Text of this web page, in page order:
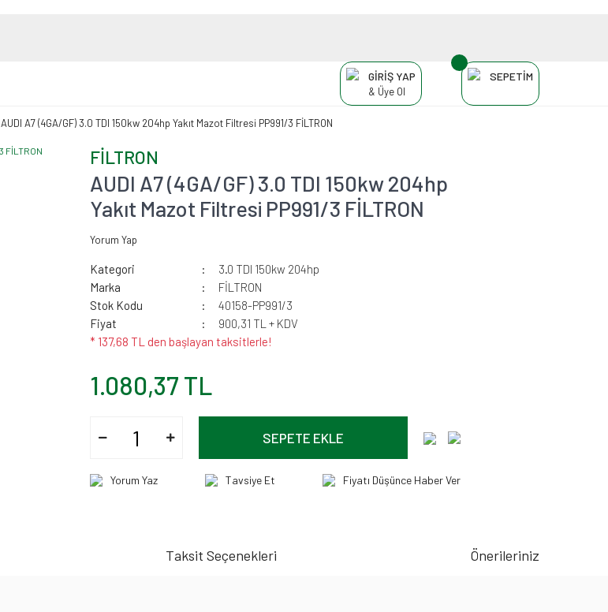
GİRİŞ YAP
& Üye Ol
SEPETİM
AUDI A7 (4GA/GF) 3.0 TDI 150kw 204hp Yakıt Mazot Filtresi PP991/3 FİLTRON
FİLTRON
AUDI A7 (4GA/GF) 3.0 TDI 150kw 204hp
Yakıt Mazot Filtresi PP991/3 FİLTRON
Yorum Yap
Kategori
3.0 TDI 150kw 204hp
Marka
FİLTRON
Stok Kodu
40158-PP991/3
Fiyat
900,31 TL + KDV
* 137,68 TL den başlayan taksitlerle!
1.080,37 TL
SEPETE EKLE
Yorum Yaz Tavsiye Et Fiyatı Düşünce Haber Ver
Taksit Seçenekleri Önerileriniz